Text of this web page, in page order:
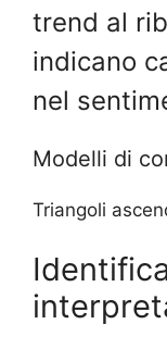
trend al
indicano
nel
Modelli di
Triangoli